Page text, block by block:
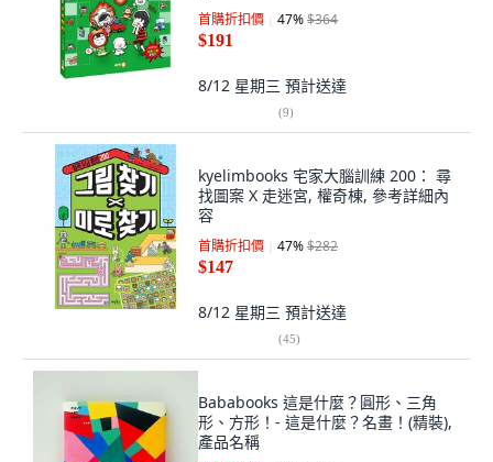
首購折扣價 47%$364
$191
8/12 星期三 預計送達
(9)
kyelimbooks 宅家大腦訓練 200： 尋
找圖案 X 走迷宮, 權奇棟, 參考詳細內
容
首購折扣價 47%$282
$147
8/12 星期三 預計送達
(45)
Bababooks 這是什麼？圓形、三角
形、方形！- 這是什麼？名畫！(精裝),
產品名稱